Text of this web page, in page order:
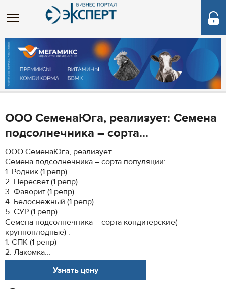
ООО СеменаЮга, реализует: Семена
подсолнечника – сорта...
ООО СеменаЮга, реализует:
Семена подсолнечника – сорта популяции:
1. Родник (1 репр)
2. Пересвет (1 репр)
3. Фаворит (1 репр)
4. Белоснежный (1 репр)
5. СУР (1 репр)
Семена подсолнечника – сорта кондитерские(
крупноплодные) :
1. СПК (1 репр)
2. Лакомка...
Узнать цену